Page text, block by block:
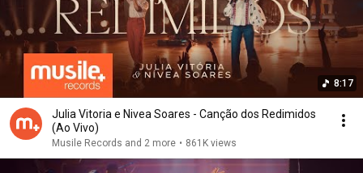
8:17
Julia Vitoria e Nivea Soares - Canção dos Redimidos
(Ao Vivo)
Musile Records and 2 more • 861K views